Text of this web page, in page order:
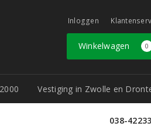
Inloggen
Winkelwagen 0
Vestiging in Zwolle en
038-